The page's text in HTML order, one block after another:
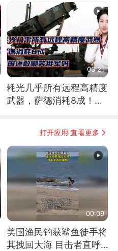
03:21
耗光几乎所有远程高精度
武器，萨德消耗8成！美
打开应用 查看更多
00:09
美国渔民钓获鲨鱼徒手将
其拽回大海 目击者直呼